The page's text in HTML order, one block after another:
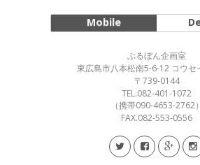
Mobile
ぶるぼん企画室
東広島市八本松南5-6-12 コウセ
〒739-0144
TEL.082-401-1072
（携帯090-4653-2762）
FAX.082-553-0556